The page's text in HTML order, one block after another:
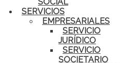
SERVICIOS
EMPRESARIALES
SERVICIO
JURÍDICO
SERVICIO
SOCIETARIO